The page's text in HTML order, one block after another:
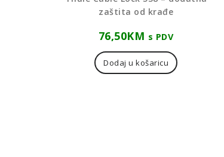
zaštita od krađe
76,50KM s PDV
Dodaj u košaricu